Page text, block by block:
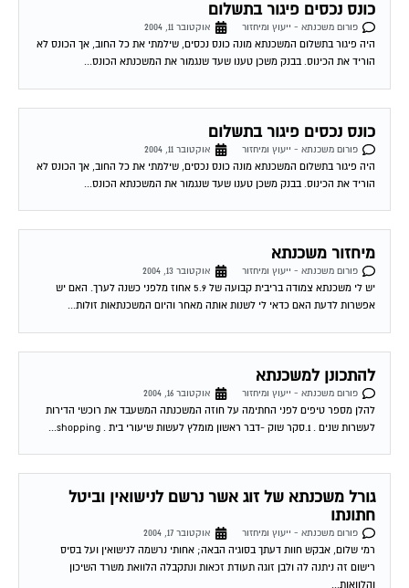
פורום משכנתא - ייעוץ ומיחזור
אוקטובר 11, 2004
היה פיגור בתשלום המשכנתא מונה כונס נכסים, שילמתי את כל החוב, אך הכונס לא
הוריד את הכינוס. בבנק משכן טענו שעד שנגמור את המשכנתא הכונס...
כונס נכסים פיגור בתשלום
פורום משכנתא - ייעוץ ומיחזור
אוקטובר 11, 2004
היה פיגור בתשלום המשכנתא מונה כונס נכסים, שילמתי את כל החוב, אך הכונס לא
הוריד את הכינוס. בבנק משכן טענו שעד שנגמור את המשכנתא הכונס...
מיחזור משכנתא
פורום משכנתא - ייעוץ ומיחזור
יש לי משכנתא צמודה בריבית קבועה של 5.9 אחוז מלפני כשנה לערך. האם יש
אפשרות לדעת האם כדאי לי לשנות אותה מאחר והיום המשכנתאות זולות...
להתכונן למשכנתא
פורום משכנתא - ייעוץ ומיחזור
להלן מספר טיפים לפני החתימה על חוזה המשכנתה המשעבד את רוכשי הדירות
לעשרות שנים . 1.סקר שוק -דבר ראשון מומלץ לעשות שיעורי בית . shopping...
גורל משכנתא של זוג אשר נרשם לנישואין וביטל
חתונתו
פורום משכנתא - ייעוץ ומיחזור
רמי שלום, אבקש חוות דעתך בסוגיה הבאה; אחותי נרשמה לנישואין ועל בסיס
רישום זה ניתנה לה ולבן זוגה תעודת זכאות ונתקבלה הלוואת משרד השיכון
והלוואות...